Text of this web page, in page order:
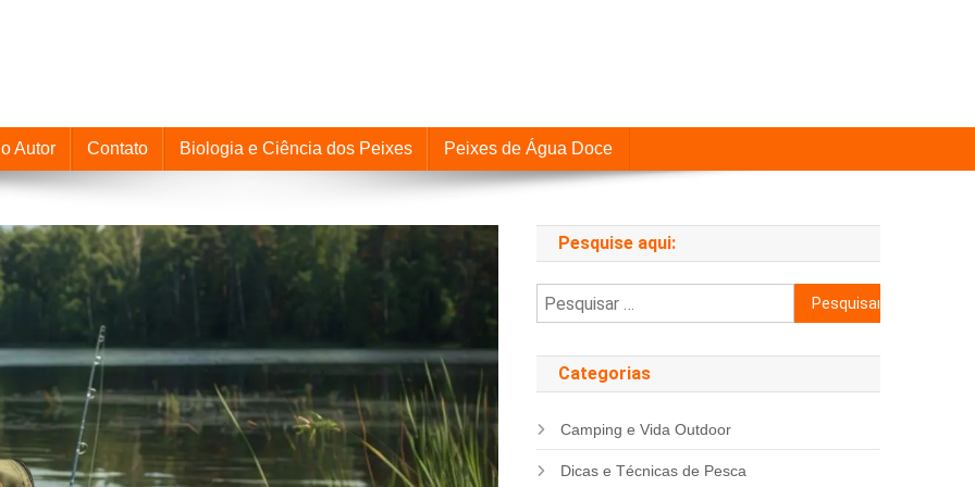
Autor Contato Biologia e Ciência dos Peixes Peixes de Água Doce
Pesquise aqui:
Pesquisar
por:
Categorias
Camping e Vida Outdoor
Dicas e Técnicas de Pesca